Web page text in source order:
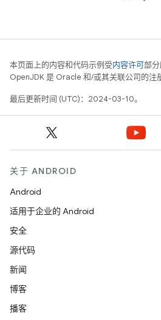
本页面上的内容和代码示例受内容许可部
OpenJDK 是 Oracle 和/或其关联公司的注
最后更新时间 (UTC)：2024-03-10。
关于 ANDROID
Android
适用于企业的 Android
安全
源代码
新闻
博客
播客